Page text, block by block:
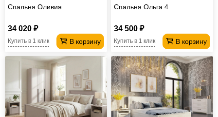
Спальня Оливия
34 020 ₽
В корзину
Купить в 1 клик
Спальня Ольга 4
34 500 ₽
В корзину
Купить в 1 клик